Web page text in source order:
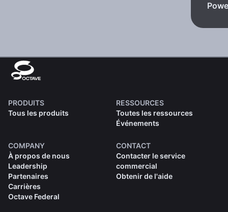
PRODUITS
Tous les produits
RESSOURCES
Toutes les ressources
Événements
COMPANY
À propos de nous
Leadership
Partenaires
Carrières
Octave Federal
CONTACT
Contacter le service
commercial
Obtenir de l'aide